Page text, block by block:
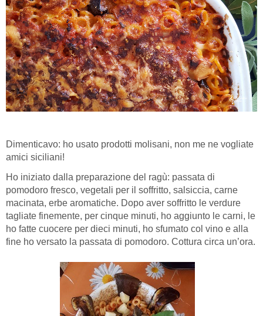
Dimenticavo: ho usato prodotti molisani, non me ne vogliate
amici siciliani!
Ho iniziato dalla preparazione del ragù: passata di
pomodoro fresco, vegetali per il soffritto, salsiccia, carne
macinata, erbe aromatiche. Dopo aver soffritto le verdure
tagliate finemente, per cinque minuti, ho aggiunto le carni, le
ho fatte cuocere per dieci minuti, ho sfumato col vino e alla
fine ho versato la passata di pomodoro. Cottura circa un’ora.